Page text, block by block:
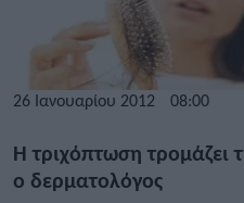
26 Ιανουαρίου 2012 08:00
Η τριχόπτωση τρομάζει
ο δερματολόγος